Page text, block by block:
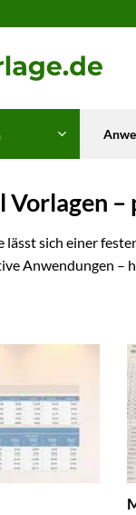
Vorlagen
lässt sich einer
Anwendungen –